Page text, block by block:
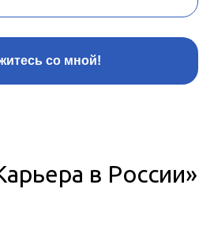
со мной!
в России»